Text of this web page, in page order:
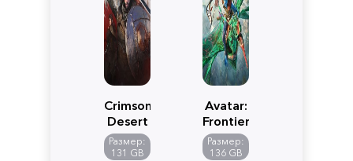
Crimson
Desert
Размер:
131 GB
Avatar:
Frontiers
of
Pandora
Размер:
136 GB